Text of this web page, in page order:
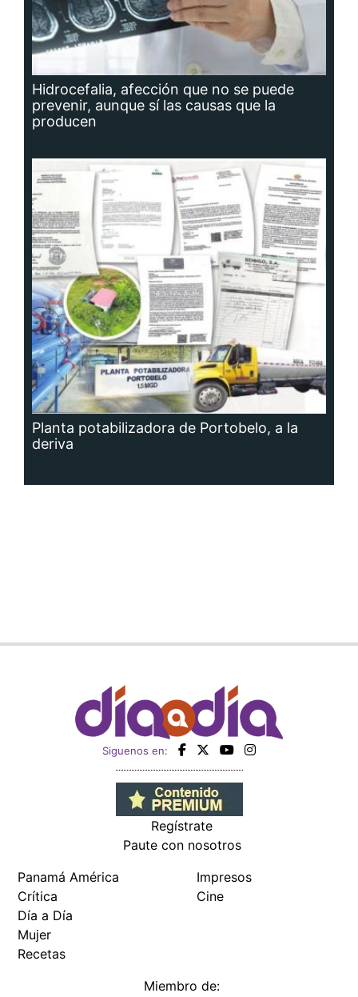
Hidrocefalia, afección que no se puede
prevenir, aunque sí las causas que la
producen
Planta potabilizadora de Portobelo, a la
deriva
Siguenos en:
Regístrate
Paute con nosotros
Panamá América
Crítica
Día a Día
Mujer
Recetas
Impresos
Cine
Miembro de: